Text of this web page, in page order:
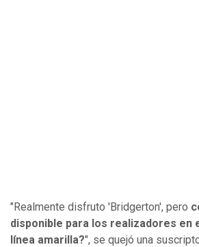
"Realmente disfruto 'Bridgerton', pero
disponible para los realizadores en
línea amarilla?", se quejó una